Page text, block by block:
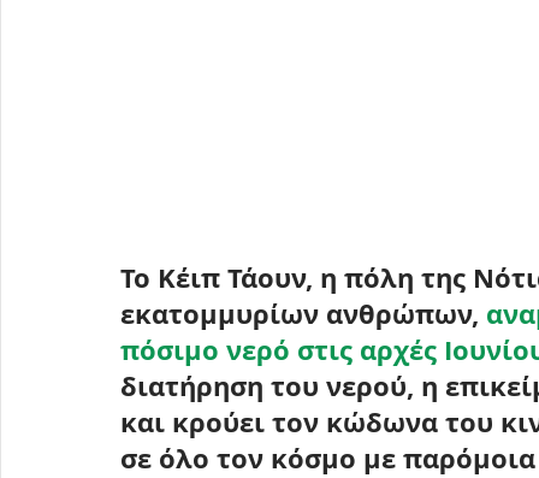
Το Κέιπ Τάουν, η πόλη της
εκατομμυρίων ανθρώπων,
πόσιμο νερό στις αρχές
διατήρηση του νερού, η
και κρούει τον κώδωνα του
σε όλο τον κόσμο με